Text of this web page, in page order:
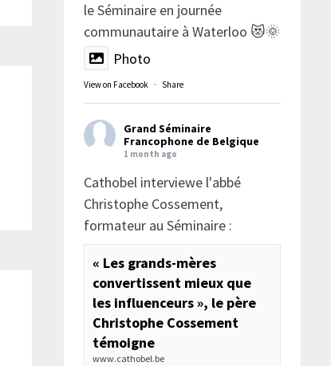
le Séminaire en journée
communautaire à Waterloo 😻🌞
Photo
View on Facebook · Share
Grand Séminaire
Francophone de Belgique
1 month ago
Cathobel interviewe l'abbé
Christophe Cossement,
formateur au Séminaire :
« Les grands-mères
convertissent mieux que
les influenceurs », le père
Christophe Cossement
témoigne
www.cathobel.be